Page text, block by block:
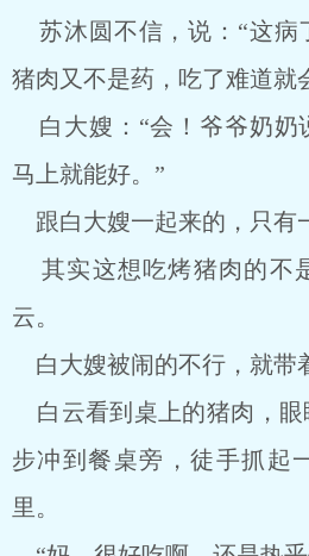
苏沐圆不信，说：“这病
猪肉又不是药，吃了难道就
白大嫂：“会！爷爷奶奶
马上就能好。”
跟白大嫂一起来的，只有
其实这想吃烤猪肉的不
云。
白大嫂被闹的不行，就带
白云看到桌上的猪肉，眼
步冲到餐桌旁，徒手抓起
里。